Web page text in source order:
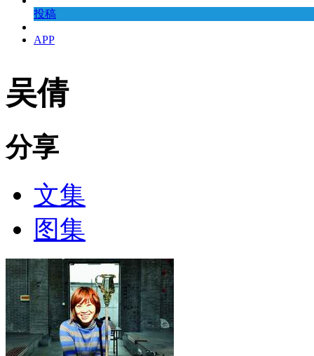
投稿
APP
吴倩
分享
文集
图集